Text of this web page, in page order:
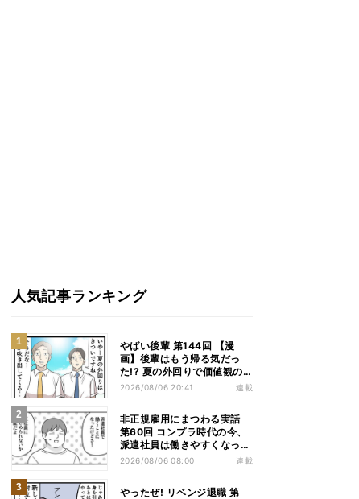
人気記事ランキング
やばい後輩 第144回 【漫
画】後輩はもう帰る気だっ
た!? 夏の外回りで価値観の
違いを実感
2026/08/06 20:41 連載
非正規雇用にまつわる実話
第60回 コンプラ時代の今、
派遣社員は働きやすくなっ
た?
2026/08/06 08:00 連載
やったぜ! リベンジ退職 第